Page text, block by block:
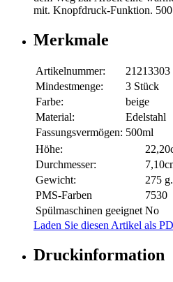
mit. Knopfdruck-Funktion.
Merkmale
Artikelnummer:
21213303
Mindestmenge:
3 Stück
Farbe:
beige
Material:
Edelstahl
Fassungsvermögen: 500ml
Höhe:
Durchmesser:
Gewicht:
275 g.
PMS-Farben
7530
Spülmaschinen geeignet No
Laden Sie diesen Artikel als
Druckinformation